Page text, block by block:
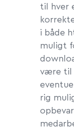
til hver
i både
muligt
være til
rig